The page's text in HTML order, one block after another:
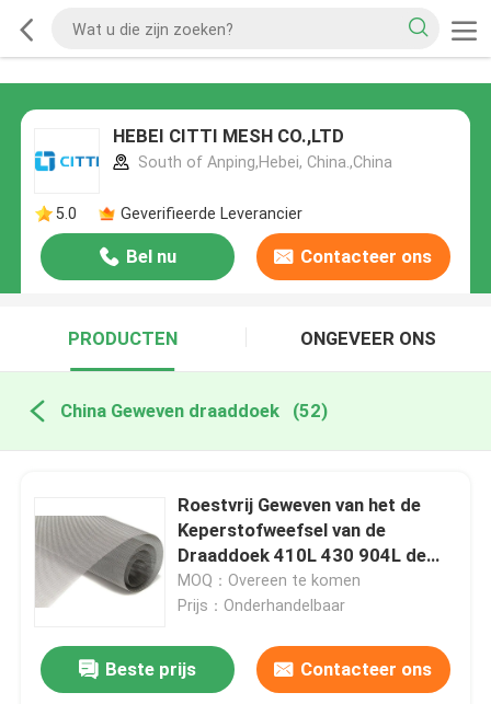
HEBEI CITTI MESH CO.,LTD
South of Anping,Hebei, China.,China
5.0 Geverifieerde Leverancier
Bel nu Contacteer ons
PRODUCTEN ONGEVEER ONS
China Geweven draaddoek (52)
Roestvrij Geweven van het de
Keperstofweefsel van de
Draaddoek 410L 430 904L de
Draadnetwerk
MOQ：Overeen te komen
Prijs：Onderhandelbaar
Beste prijs Contacteer ons